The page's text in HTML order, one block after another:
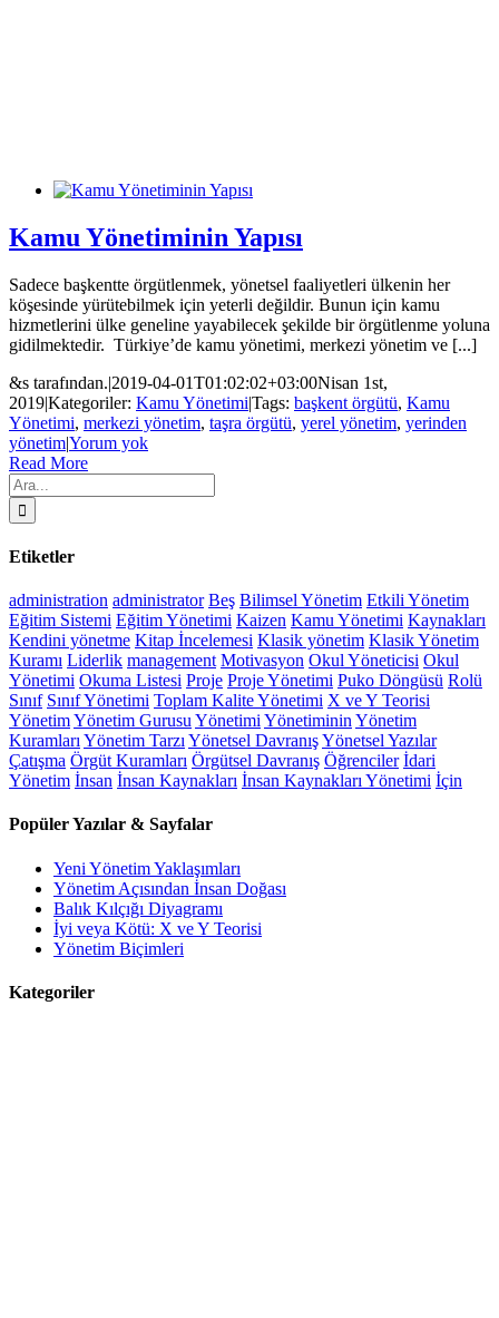
Kamu Yönetiminin Yapısı
Sadece başkentte örgütlenmek, yönetsel faaliyetleri ülkenin her
köşesinde yürütebilmek için yeterli değildir. Bunun için kamu
hizmetlerini ülke geneline yayabilecek şekilde bir örgütlenme yoluna
gidilmektedir. Türkiye’de kamu yönetimi, merkezi yönetim ve [...]
&s tarafından.|2019-04-01T01:02:02+03:00Nisan 1st,
2019|Kategoriler: Kamu Yönetimi|Tags: başkent örgütü, Kamu
Yönetimi, merkezi yönetim, taşra örgütü, yerel yönetim, yerinden
yönetim|Yorum yok
Read More
Ara:
Etiketler
administration administrator Beş Bilimsel Yönetim Etkili Yönetim
Eğitim Sistemi Eğitim Yönetimi Kaizen Kamu Yönetimi Kaynakları
Kendini yönetme Kitap İncelemesi Klasik yönetim Klasik Yönetim
Kuramı Liderlik management Motivasyon Okul Yöneticisi Okul
Yönetimi Okuma Listesi Proje Proje Yönetimi Puko Döngüsü Rolü
Sınıf Sınıf Yönetimi Toplam Kalite Yönetimi X ve Y Teorisi
YönetimYönetim Gurusu Yönetimi Yönetiminin Yönetim
Kuramları Yönetim Tarzı Yönetsel DavranışYönetsel Yazılar
Çatışma Örgüt Kuramları Örgütsel Davranış Öğrenciler İdari
Yönetim İnsan İnsan Kaynakları İnsan Kaynakları Yönetimi İçin
Popüler Yazılar & Sayfalar
Yeni Yönetim Yaklaşımları
Yönetim Açısından İnsan Doğası
Balık Kılçığı Diyagramı
İyi veya Kötü: X ve Y Teorisi
Yönetim Biçimleri
Kategoriler